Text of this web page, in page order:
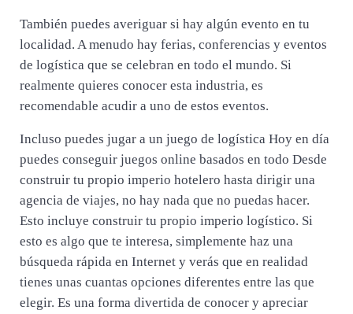
También puedes averiguar si hay algún evento en tu
localidad. A menudo hay ferias, conferencias y eventos
de logística que se celebran en todo el mundo. Si
realmente quieres conocer esta industria, es
recomendable acudir a uno de estos eventos.
Incluso puedes jugar a un juego de logística Hoy en día
puedes conseguir juegos online basados en todo Desde
construir tu propio imperio hotelero hasta dirigir una
agencia de viajes, no hay nada que no puedas hacer.
Esto incluye construir tu propio imperio logístico. Si
esto es algo que te interesa, simplemente haz una
búsqueda rápida en Internet y verás que en realidad
tienes unas cuantas opciones diferentes entre las que
elegir. Es una forma divertida de conocer y apreciar